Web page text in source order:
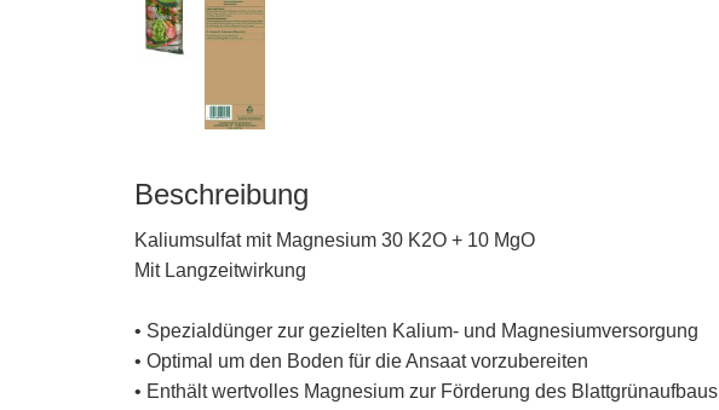
Beschreibung
Kaliumsulfat mit Magnesium 30 K2O + 10 MgO
Mit Langzeitwirkung
• Spezialdünger zur gezielten Kalium- und Magnesiumversorgung
• Optimal um den Boden für die Ansaat vorzubereiten
• Enthält wertvolles Magnesium zur Förderung des Blattgrünaufbaus